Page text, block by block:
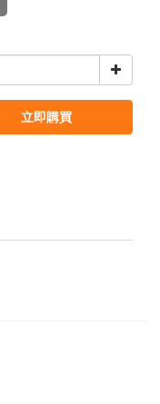
立即購買